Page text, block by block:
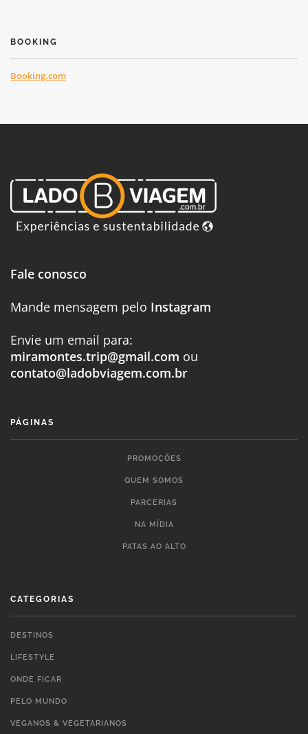
BOOKING
Booking.com
Fale conosco
Mande mensagem pelo Instagram
Envie um email para:
miramontes.trip@gmail.com ou
contato@ladobviagem.com.br
PÁGINAS
PROMOÇÕES
QUEM SOMOS
PARCERIAS
NA MÍDIA
PATAS AO ALTO
CATEGORIAS
DESTINOS
LIFESTYLE
ONDE FICAR
PELO MUNDO
VEGANOS & VEGETARIANOS